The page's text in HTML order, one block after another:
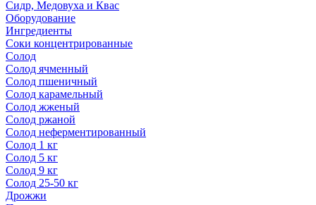
Сидр, Медовуха и Квас
Оборудование
Ингредиенты
Соки концентрированные
Солод
Солод ячменный
Солод пшеничный
Солод карамельный
Солод жженый
Солод ржаной
Солод неферментированный
Солод 1 кг
Солод 5 кг
Солод 9 кг
Солод 25-50 кг
Дрожжи